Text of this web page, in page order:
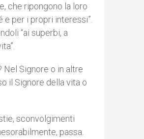
che ripongono la loro
per i propri interessi”.
“ai superbi, a
Nel Signore o in altre
il Signore della vita o
sconvolgimenti
passa.